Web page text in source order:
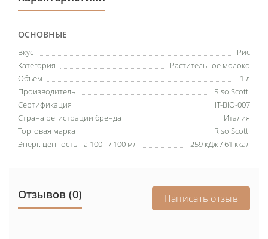
ОСНОВНЫЕ
Вкус
Рис
Категория
Растительное молоко
Объем
1 л
Производитель
Riso Scotti
Сертификация
IT-BIO-007
Страна регистрации бренда
Италия
Торговая марка
Riso Scotti
Энерг. ценность на 100 г / 100 мл
259 кДж / 61 ккал
Отзывов (0) Написать отзыв